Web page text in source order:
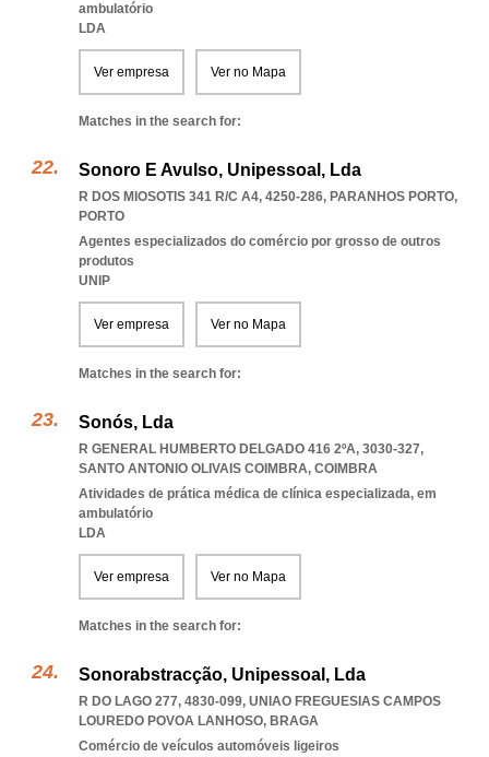
ambulatório
LDA
Ver empresa Ver no Mapa
Matches in the search for:
Sonoro E Avulso, Unipessoal, Lda
R DOS MIOSOTIS 341 R/C A4, 4250-286, PARANHOS PORTO,
PORTO
Agentes especializados do comércio por grosso de outros
produtos
UNIP
Ver empresa Ver no Mapa
Matches in the search for:
Sonós, Lda
R GENERAL HUMBERTO DELGADO 416 2ºA, 3030-327,
SANTO ANTONIO OLIVAIS COIMBRA, COIMBRA
Atividades de prática médica de clínica especializada, em
ambulatório
LDA
Ver empresa Ver no Mapa
Matches in the search for:
Sonorabstracção, Unipessoal, Lda
R DO LAGO 277, 4830-099, UNIAO FREGUESIAS CAMPOS
LOUREDO POVOA LANHOSO, BRAGA
Comércio de veículos automóveis ligeiros